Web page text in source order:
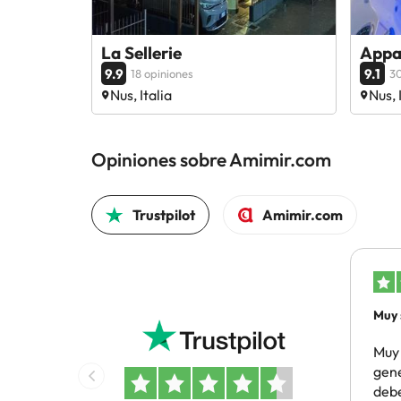
La Sellerie
9.9 18 opiniones
Nus, Italia
9.1
Opiniones sobre Amimir.com
Trustpilot Amimir.com